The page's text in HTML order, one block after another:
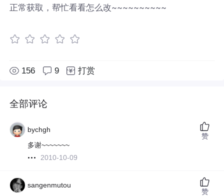
正常获取，帮忙看看怎么改~~~~~~~~~~
156 9 打赏
全部评论
bychgh
多谢~~~~~~~
2010-10-09
赞
sangenmutou
赞